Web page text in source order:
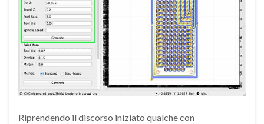
Riprendendo il discorso iniziato qualche con